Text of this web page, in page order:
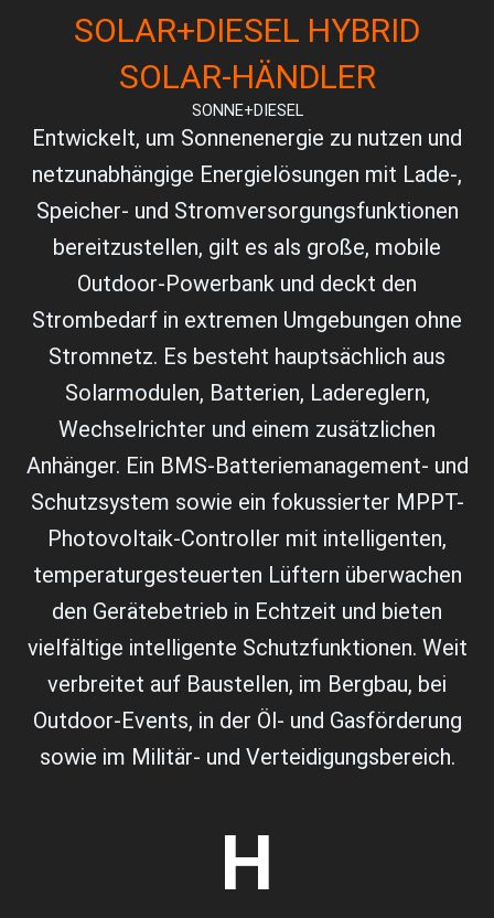
SOLAR+DIESEL HYBRID
SOLAR-HÄNDLER
SONNE+DIESEL
Entwickelt, um Sonnenenergie zu nutzen und
netzunabhängige Energielösungen mit Lade-,
Speicher- und Stromversorgungsfunktionen
bereitzustellen, gilt es als große, mobile
Outdoor-Powerbank und deckt den
Strombedarf in extremen Umgebungen ohne
Stromnetz. Es besteht hauptsächlich aus
Solarmodulen, Batterien, Ladereglern,
Wechselrichter und einem zusätzlichen
Anhänger. Ein BMS-Batteriemanagement- und
Schutzsystem sowie ein fokussierter MPPT-
Photovoltaik-Controller mit intelligenten,
temperaturgesteuerten Lüftern überwachen
den Gerätebetrieb in Echtzeit und bieten
vielfältige intelligente Schutzfunktionen. Weit
verbreitet auf Baustellen, im Bergbau, bei
Outdoor-Events, in der Öl- und Gasförderung
sowie im Militär- und Verteidigungsbereich.
H